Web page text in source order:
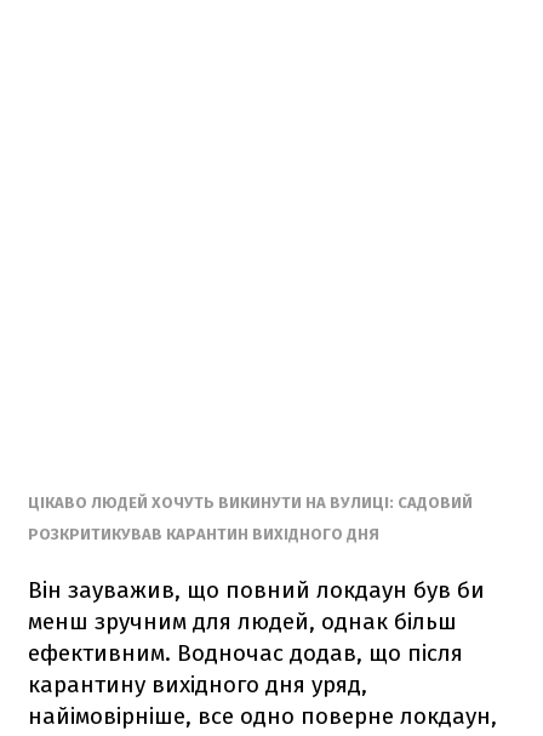
ЦІКАВО ЛЮДЕЙ ХОЧУТЬ ВИКИНУТИ НА ВУЛИЦІ: САДОВИЙ
РОЗКРИТИКУВАВ КАРАНТИН ВИХІДНОГО ДНЯ
Він зауважив, що повний локдаун був би
менш зручним для людей, однак більш
ефективним. Водночас додав, що після
карантину вихідного дня уряд,
найімовірніше, все одно поверне локдаун,